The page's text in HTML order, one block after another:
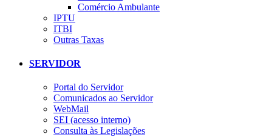
Comércio Ambulante
IPTU
ITBI
Outras Taxas
SERVIDOR
Portal do Servidor
Comunicados ao Servidor
WebMail
SEI (acesso interno)
Consulta às Legislações